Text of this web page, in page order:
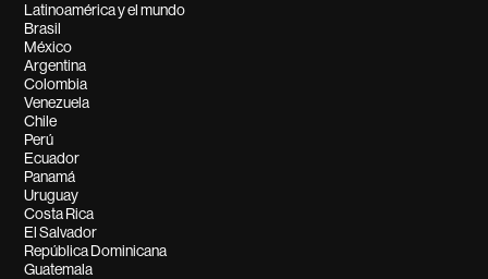
Latinoamérica y el mundo
Brasil
México
Argentina
Colombia
Venezuela
Chile
Perú
Ecuador
Panamá
Uruguay
Costa Rica
El Salvador
República Dominicana
Guatemala